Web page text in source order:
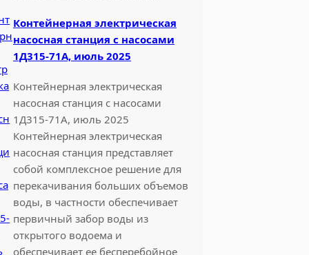
Контейнерная электрическая
насосная станция с насосами
1Д315-71А, июль 2025
Контейнерная электрическая
насосная станция с насосами
1Д315-71А, июль 2025
Контейнерная электрическая
насосная станция представляет
собой комплексное решение для
перекачивания больших объемов
воды, в частности обеспечивает
первичный забор воды из
открытого водоема и
обеспечивает ее бесперебойное